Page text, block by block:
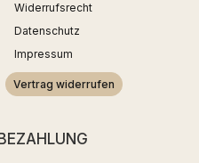
Widerrufsrecht
Datenschutz
Impressum
Vertrag widerrufen